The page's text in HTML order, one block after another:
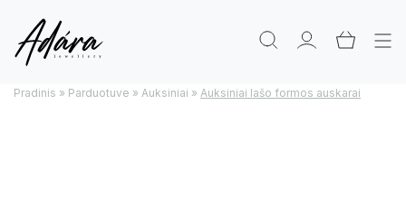
Pradinis » Parduotuve » Auksiniai » Auksiniai lašo formos auskarai